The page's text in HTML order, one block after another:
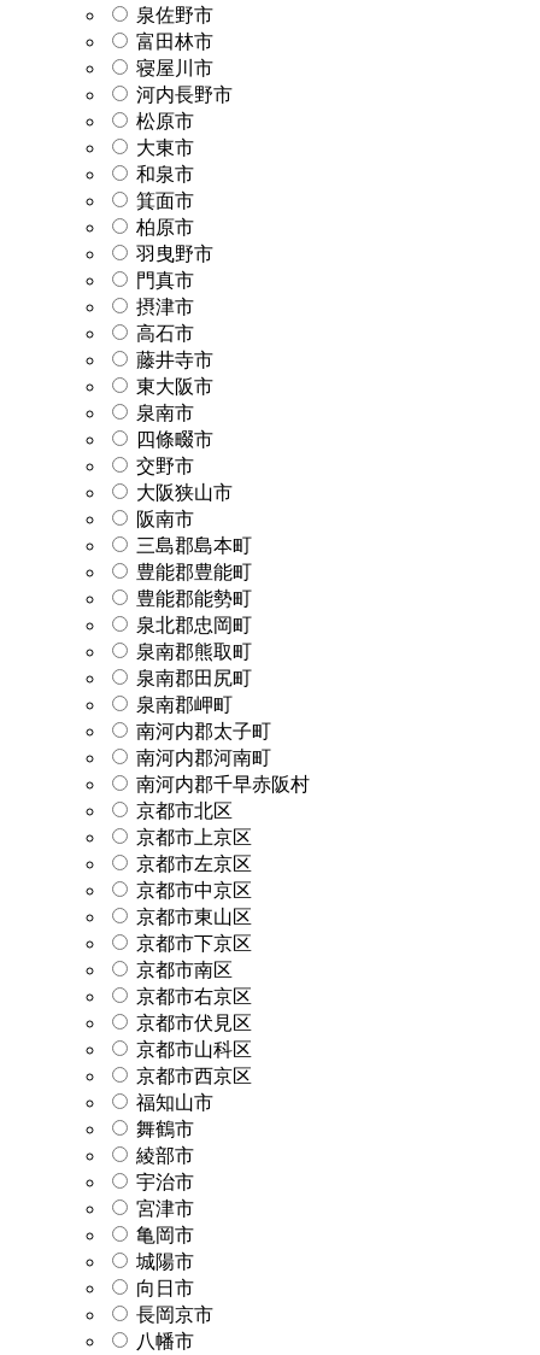
泉佐野市
富田林市
寝屋川市
河内長野市
松原市
大東市
和泉市
箕面市
柏原市
羽曳野市
門真市
摂津市
高石市
藤井寺市
東大阪市
泉南市
四條畷市
交野市
大阪狭山市
阪南市
三島郡島本町
豊能郡豊能町
豊能郡能勢町
泉北郡忠岡町
泉南郡熊取町
泉南郡田尻町
泉南郡岬町
南河内郡太子町
南河内郡河南町
南河内郡千早赤阪村
京都市北区
京都市上京区
京都市左京区
京都市中京区
京都市東山区
京都市下京区
京都市南区
京都市右京区
京都市伏見区
京都市山科区
京都市西京区
福知山市
舞鶴市
綾部市
宇治市
宮津市
亀岡市
城陽市
向日市
長岡京市
八幡市